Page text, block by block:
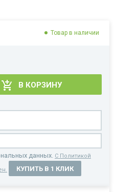
Товар в наличии
В КОРЗИНУ
данных. С Политикой
КУПИТЬ В 1 КЛИК